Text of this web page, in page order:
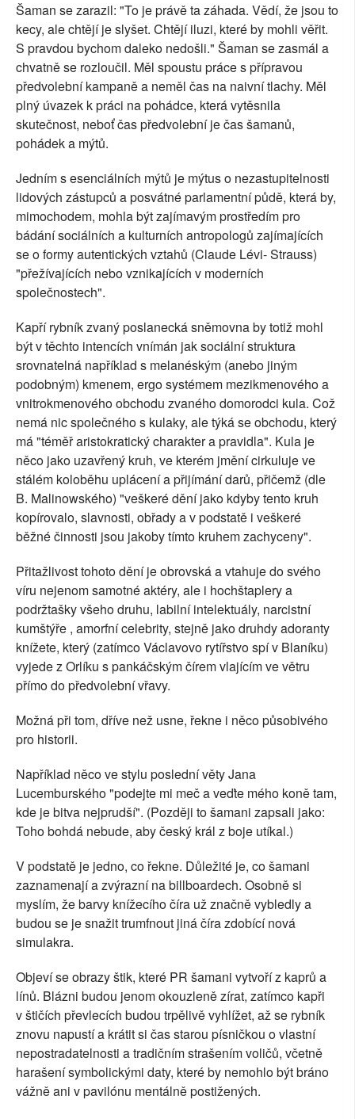
Šaman se zarazil: "To je právě ta záhada. Vědí, že jsou to
kecy, ale chtějí je slyšet. Chtějí iluzi, které by mohli věřit.
S pravdou bychom daleko nedošli." Šaman se zasmál a
chvatně se rozloučil. Měl spoustu práce s přípravou
předvolební kampaně a neměl čas na naivní tlachy. Měl
plný úvazek k práci na pohádce, která vytěsnila
skutečnost, neboť čas předvolební je čas šamanů,
pohádek a mýtů.
Jedním s esenciálních mýtů je mýtus o nezastupitelnosti
lidových zástupců a posvátné parlamentní půdě, která by,
mimochodem, mohla být zajímavým prostředím pro
bádání sociálních a kulturních antropologů zajímajících
se o formy autentických vztahů (Claude Lévi- Strauss)
"přežívajících nebo vznikajících v moderních
společnostech".
Kapří rybník zvaný poslanecká sněmovna by totiž mohl
být v těchto intencích vnímán jak sociální struktura
srovnatelná například s melanéským (anebo jiným
podobným) kmenem, ergo systémem mezikmenového a
vnitrokmenového obchodu zvaného domorodci kula. Což
nemá nic společného s kulaky, ale týká se obchodu, který
má "téměř aristokratický charakter a pravidla". Kula je
něco jako uzavřený kruh, ve kterém jmění cirkuluje ve
stálém koloběhu uplácení a přijímání darů, přičemž (dle
B. Malinowského) "veškeré dění jako kdyby tento kruh
kopírovalo, slavnosti, obřady a v podstatě i veškeré
běžné činnosti jsou jakoby tímto kruhem zachyceny".
Přitažlivost tohoto dění je obrovská a vtahuje do svého
víru nejenom samotné aktéry, ale i hochštaplery a
podržtašky všeho druhu, labilní intelektuály, narcistní
kumštýře , amorfní celebrity, stejně jako druhdy adoranty
knížete, který (zatímco Václavovo rytířstvo spí v Blaníku)
vyjede z Orlíku s pankáčským čírem vlajícím ve větru
přímo do předvolební vřavy.
Možná při tom, dříve než usne, řekne i něco působivého
pro historii.
Například něco ve stylu poslední věty Jana
Lucemburského "podejte mi meč a veďte mého koně tam,
kde je bitva nejprudší". (Později to šamani zapsali jako:
Toho bohdá nebude, aby český král z boje utíkal.)
V podstatě je jedno, co řekne. Důležité je, co šamani
zaznamenají a zvýrazní na billboardech. Osobně si
myslím, že barvy knížecího číra už značně vybledly a
budou se je snažit trumfnout jiná číra zdobící nová
simulakra.
Objeví se obrazy štik, které PR šamani vytvoří z kaprů a
línů. Blázni budou jenom okouzleně zírat, zatímco kapři
v štičích převlecích budou trpělivě vyhlížet, až se rybník
znovu napustí a krátit si čas starou písničkou o vlastní
nepostradatelnosti a tradičním strašením voličů, včetně
harašení symbolickými daty, které by nemohlo být bráno
vážně ani v pavilónu mentálně postižených.